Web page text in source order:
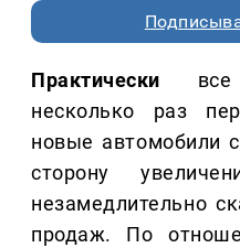
Практически все
несколько раз
новые автомобили
сторону
незамедлительно
продаж. По